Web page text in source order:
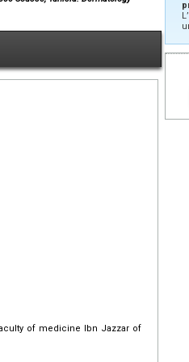
of medicine Ibn Jazzar of